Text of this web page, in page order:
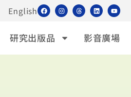
English
研究出版品 影音廣場